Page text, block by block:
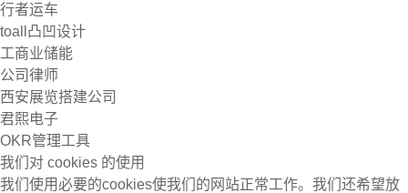
行者运车
toall凸凹设计
工商业储能
公司律师
西安展览搭建公司
君熙电子
OKR管理工具
我们对 cookies 的使用
我们使用必要的cookies使我们的网站正常工作。我们还希望放